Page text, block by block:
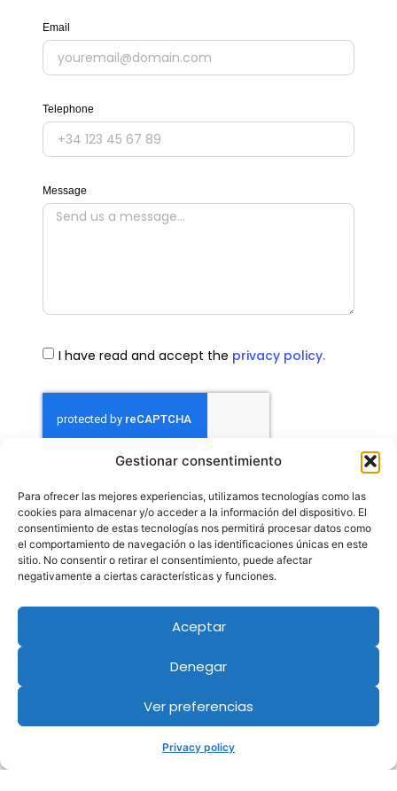
Gestionar consentimiento
Para ofrecer las mejores experiencias, utilizamos tecnologías como las
cookies para almacenar y/o acceder a la información del dispositivo. El
consentimiento de estas tecnologías nos permitirá procesar datos como
el comportamiento de navegación o las identificaciones únicas en este
sitio. No consentir o retirar el consentimiento, puede afectar
negativamente a ciertas características y funciones.
Aceptar
Denegar
Ver preferencias
Privacy policy
Email
Telephone
Message
I have read and accept the privacy policy.
Contact